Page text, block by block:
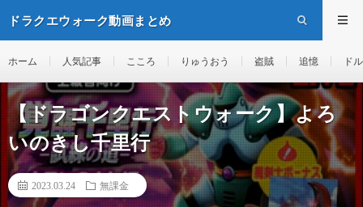
ドラクエウォーク動画まとめ
ホーム 人気記事 こころ りゅうおう 盗賊 追憶 ド
【ドラゴンクエストウォーク】よろ
いのきし千里行
2023.03.24 無課金